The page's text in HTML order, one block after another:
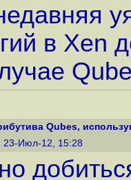
в Xen
Qubes,
23-Июл-12, 15:28